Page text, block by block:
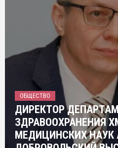
ОБЩЕСТВО
ДИРЕКТОР
ЗДРАВООХРАНЕНИЯ
МЕДИЦИНСКИХ НАУК